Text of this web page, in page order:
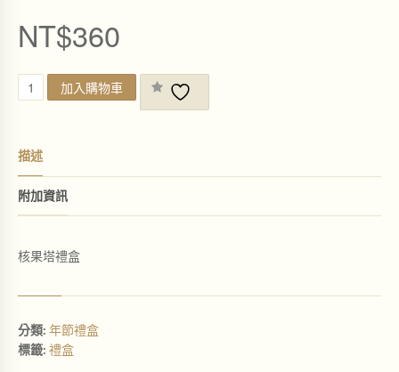
NT$360
咖
啡
堅
果
塔
禮
入
加入購物車
描述
附加資訊
核果塔禮盒
分類: 年節禮盒
標籤: 禮盒